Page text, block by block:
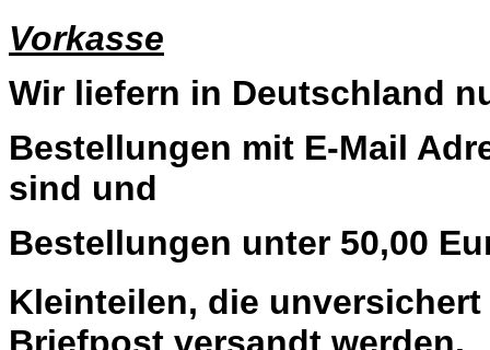
Vorkasse
Wir liefern in Deutschland
Bestellungen mit E-Mail
sind und
Bestellungen unter 50,00
Kleinteilen, die